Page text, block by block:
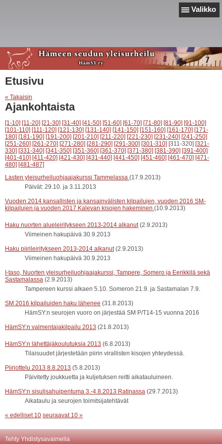
Valikko
Etusivu
« Takaisin
Ajankohtaista
[1-10] [11-20] [21-30] [31-40] [41-50] [51-60] [61-70] [71-80] [81-90] [91-100]
[101-110] [111-120] [121-130] [131-140] [141-150] [151-160] [161-170] [171-
180] [181-190] [191-200] [201-210] [211-220] [221-230] [231-240] [241-250]
[251-260] [261-270] [271-280] [281-290] [291-300] [301-310] [311-320] [321-
330] [331-340] [341-350] [351-360] [361-370] [371-380] [381-390] [391-400]
[401-410] [411-420] [421-430] [431-440] [441-450] [451-460] [461-470] [471-
480] [481-487]
Lasten yleisurheiluohjaajakurssi Tammelassa (17.9.2013)
Päivät: 29.10. ja 3.11.2013
Vuoden 2014 kansallisten ja kansainvälisten kilpailujen, vuoden 2016 SM-
kilpailujen ja vuoden 2017 Kalevan kisojen hakeminen (10.9.2013)
Haku nuorten alueleiritykseen 2013-2014 alkanut (2.9.2013)
Viimeinen hakupäivä 30.9.2013
Haku piirileiritykseen 2013-2014 alkanut (2.9.2013)
Viimeinen hakupäivä 30.9.2013
I-taso, Nuorten yleisurheiluohjaajakurssi, Tampere, Somero ja Eerikkilä sekä
Sastamalassa (2.9.2013)
Tampereen kurssi alkaen 5.10. Someron 21.9. ja Sastamalan 7.9.
SM 2016 kilpailuiden haku lähenee (31.8.2013)
HämSY:n seurojen vuoro on järjestää SM P/T14-15 vuonna 2016
HämSY:n valmentajakilpailu 2013 (21.8.2013)
HämSY:n lähettäjäkoulutuksia 2013 (6.8.2013)
Tilaisuudet järjestetään piirin virallisten kisojen yhteydessä.
Piiriottelu 2013 8.8.2013 (5.8.2013)
Päivitetty joukkuetta ja kuljetuksen reitti aikatauluineen.
HämSY:n sisulisahuipentuma 3.-4.8.2013 Ratinassa (29.7.2013)
Aikataulu ja seurojen toimitsijatehtävät
« edelliset 10 seuraavat 10 »
Tehty Yhdistysavaimella